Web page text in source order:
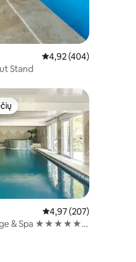
434Vidutinis įvertinimas:
4,92 (404)
Stand
142
Vidutinis įvertinimas:
4,97 (207)
& Spa ★★★★★ -